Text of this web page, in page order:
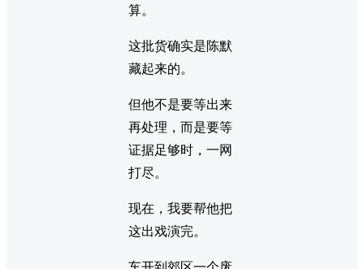
算。
这批货确实是陈默
藏起来的。
但他不是要等出来
再处理，而是要等
证据足够时，一网
打尽。
现在，我要帮他把
这出戏演完。